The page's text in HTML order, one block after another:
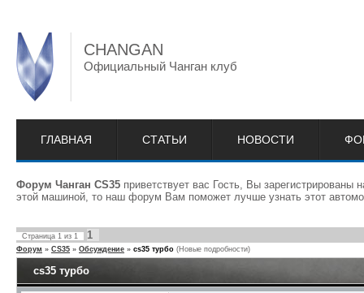
CHANGAN
Официальный Чанган клуб
ГЛАВНАЯ СТАТЬИ НОВОСТИ
Форум Чанган CS35 приветствует вас Гость, Вы
этой машиной, то наш форум Вам поможет лучше узнать этот
Страница 1 из 1 1
Форум » CS35 » Обсуждение » cs35 турбо (Новые подробности)
cs35 турбо